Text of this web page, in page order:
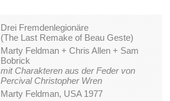
Drei Fremdenlegionäre
(The Last Remake of Beau Geste)
Marty Feldman + Chris Allen + Sam
Bobrick
mit Charakteren aus der Feder von
Percival Christopher Wren
Marty Feldman, USA 1977